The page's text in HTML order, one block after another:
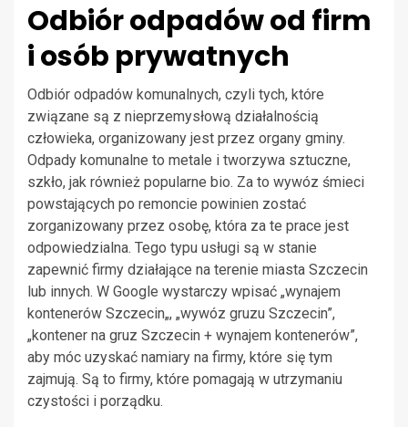
Odbiór odpadów od firm
i osób prywatnych
Odbiór odpadów komunalnych, czyli tych, które
związane są z nieprzemysłową działalnością
człowieka, organizowany jest przez organy gminy.
Odpady komunalne to metale i tworzywa sztuczne,
szkło, jak również popularne bio. Za to wywóz śmieci
powstających po remoncie powinien zostać
zorganizowany przez osobę, która za te prace jest
odpowiedzialna. Tego typu usługi są w stanie
zapewnić firmy działające na terenie miasta Szczecin
lub innych. W Google wystarczy wpisać „wynajem
kontenerów Szczecin„, „wywóz gruzu Szczecin”,
„kontener na gruz Szczecin + wynajem kontenerów”,
aby móc uzyskać namiary na firmy, które się tym
zajmują. Są to firmy, które pomagają w utrzymaniu
czystości i porządku.